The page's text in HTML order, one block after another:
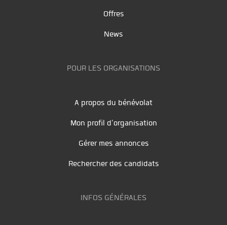
Offres
News
POUR LES ORGANISATIONS
A propos du bénévolat
Mon profil d'organisation
Gérer mes annonces
Rechercher des candidats
INFOS GÉNÉRALES